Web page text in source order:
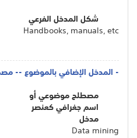
شكل المدخل الفرعي
Handbooks, manuals, etc
- المدخل الإضافي بالموضوع --
مصطلح موضوعي أو
اسم جغرافي كعنصر
مدخل
Data mining